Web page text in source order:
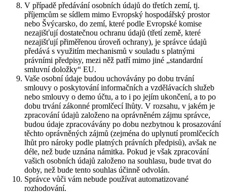
V případě předávání osobních údajů do třetích zemí, tj.
příjemcům se sídlem mimo Evropský hospodářský prostor
nebo Švýcarsko, do zemí, které podle Evropské komise
nezajišťují dostatečnou ochranu údajů (třetí země, které
nezajišťují přiměřenou úroveň ochrany), je správce údajů
předává s využitím mechanismů v souladu s platnými
právními předpisy, mezi něž patří mimo jiné „standardní
smluvní doložky“ EU.
Vaše osobní údaje budou uchovávány po dobu trvání
smlouvy o poskytování informačních a vzdělávacích služeb
nebo smlouvy o demo účtu, a to i po jejím ukončení, a to po
dobu trvání zákonné promlčecí lhůty. V rozsahu, v jakém je
zpracování údajů založeno na oprávněném zájmu správce,
budou údaje zpracovávány po dobu nezbytnou k prosazování
těchto oprávněných zájmů (zejména do uplynutí promlčecích
lhůt pro nároky podle platných právních předpisů), avšak ne
déle, než bude uznána námitka. Pokud je však zpracování
vašich osobních údajů založeno na souhlasu, bude trvat do
doby, než bude tento souhlas účinně odvolán.
Správce vůči vám nebude používat automatizované
rozhodování.